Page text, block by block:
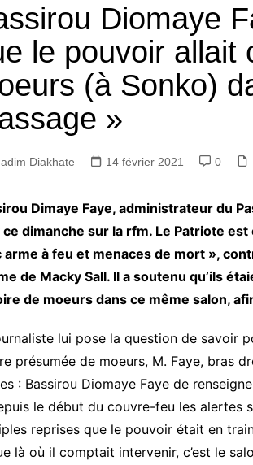
Diomaye
le pouvoir allait
(à Sonko)
»
Diakhate 14 février 2021 0
Dimaye Faye, administrateur du
dimanche sur la rfm. Le Patriote
arme à feu et menaces de mort »,
de Macky Sall. Il a soutenu qu’ils
de moeurs dans ce même salon,
lui pose la question de savoir
présumée de moeurs, M. Faye, bras
: Bassirou Diomaye Faye de
le début du couvre-feu les alertes
reprises que le pouvoir était en
là où il comptait intervenir, c’est le